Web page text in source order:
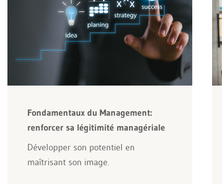
Fondamentaux du Management:
renforcer sa légitimité managériale
Développer son potentiel en
maîtrisant son image.